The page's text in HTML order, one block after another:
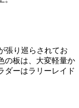
張り巡らされてお
の板は、大変軽量か
ダーはラリーレイド